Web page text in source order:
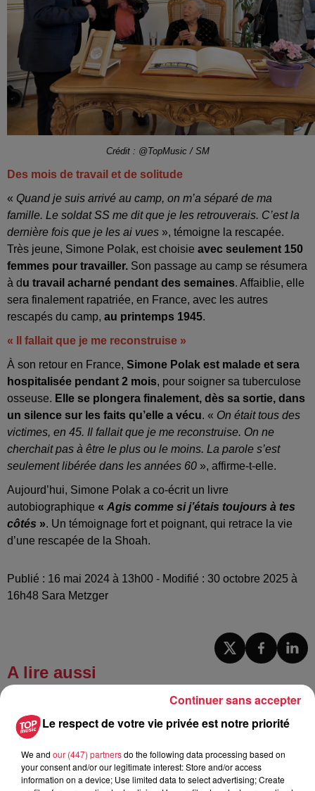
Crédit : @TopMusic / SM
Des mois de travail et de solitude
« Quand je suis arrivé au camp, on m’a séparé de ma
famille. Le soldat SS me dit que je les retrouverais. C’est la
dernière fois que je les ai vues », témoigne la rescapée.
Très jeune, Simone Polak, est choisie avec seulement 150
femmes pour travailler. Son passage au camp se résumera
à du travail acharné pendant des semaines. Affaiblie, elle
sera finalement rapatriée, en France, avec les autres
rescapés du camp, au printemps 1945.
« Il fallait que je me reconstruise »
À son retour en France, Simone Polak est malade et sera
hospitalisée pendant 2 mois, pour soigner sa tuberculose
osseuse. Elle se plongera finalement, dès sa sortie, dans
un silence sur les faits qu’elle a vécu. « On était tous des
victimes, en 45. Il fallait que je me reconstruise. On ne
cherchait pas à être le plus ou le moins. La parole s’est
seulement libérée dans les années 60 », affirme-t-elle.
Aujourd’hui, Simone Polak a co-écrit un livre
autobiographique « Agis comme si j’étais toujours à tes
côtés ». Un témoignage fort et poignant, qui retrace la vie
d’une rescapée de la Shoah.
Publié : 16 mai 2024 à 13h00 - Modifié : 30 octobre 2025 à
16h48 Sara Metzger
A lire aussi
Europa-Park : des précisons sur
Le respect de votre vie privée est notre priorité
We and our (447) partnersdo the following data processing based on
your consent and/or our legitimate interest: Store and/or access
information on a device; Use limited data to select advertising; Create
Continuer sans accepter